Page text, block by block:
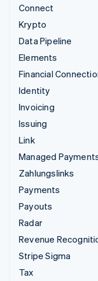
Connect
Krypto
Data Pipeline
Elements
Financial
Identity
Invoicing
Issuing
Link
Managed
Zahlungslinks
Payments
Payouts
Radar
Revenue
Stripe Sigma
Tax